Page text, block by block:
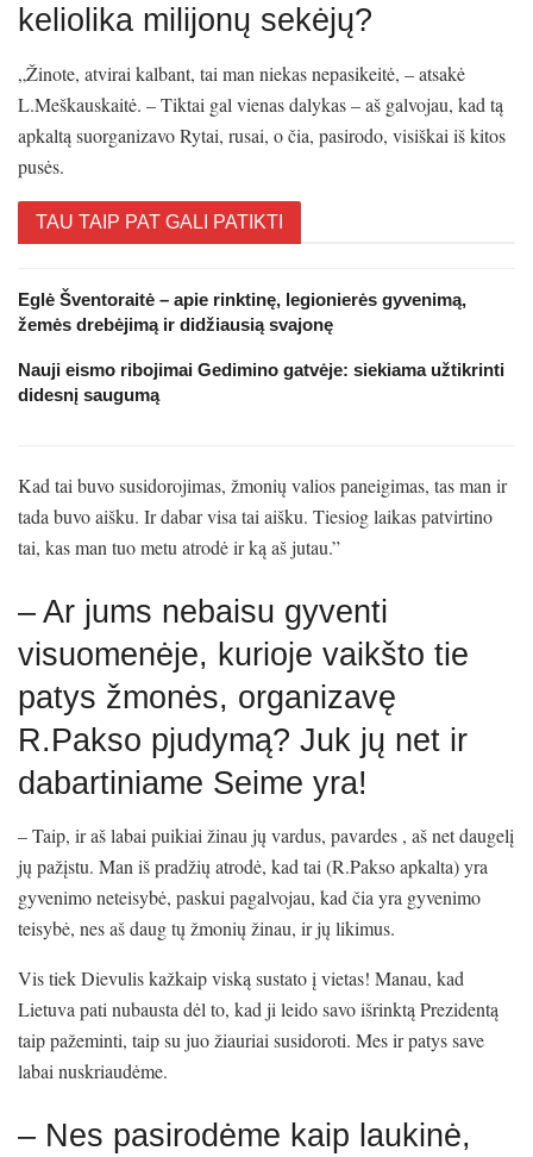
keliolika milijonų sekėjų?
„Žinote, atvirai kalbant, tai man niekas nepasikeitė, – atsakė
L.Meškauskaitė. – Tiktai gal vienas dalykas – aš galvojau, kad tą
apkaltą suorganizavo Rytai, rusai, o čia, pasirodo, visiškai iš kitos
pusės.
TAU TAIP PAT GALI PATIKTI
Eglė Šventoraitė – apie rinktinę, legionierės gyvenimą,
žemės drebėjimą ir didžiausią svajonę
Nauji eismo ribojimai Gedimino gatvėje: siekiama užtikrinti
didesnį saugumą
Kad tai buvo susidorojimas, žmonių valios paneigimas, tas man ir
tada buvo aišku. Ir dabar visa tai aišku. Tiesiog laikas patvirtino
tai, kas man tuo metu atrodė ir ką aš jutau.”
– Ar jums nebaisu gyventi
visuomenėje, kurioje vaikšto tie
patys žmonės, organizavę
R.Pakso pjudymą? Juk jų net ir
dabartiniame Seime yra!
– Taip, ir aš labai puikiai žinau jų vardus, pavardes , aš net daugelį
jų pažįstu. Man iš pradžių atrodė, kad tai (R.Pakso apkalta) yra
gyvenimo neteisybė, paskui pagalvojau, kad čia yra gyvenimo
teisybė, nes aš daug tų žmonių žinau, ir jų likimus.
Vis tiek Dievulis kažkaip viską sustato į vietas! Manau, kad
Lietuva pati nubausta dėl to, kad ji leido savo išrinktą Prezidentą
taip pažeminti, taip su juo žiauriai susidoroti. Mes ir patys save
labai nuskriaudėme.
– Nes pasirodėme kaip laukinė,